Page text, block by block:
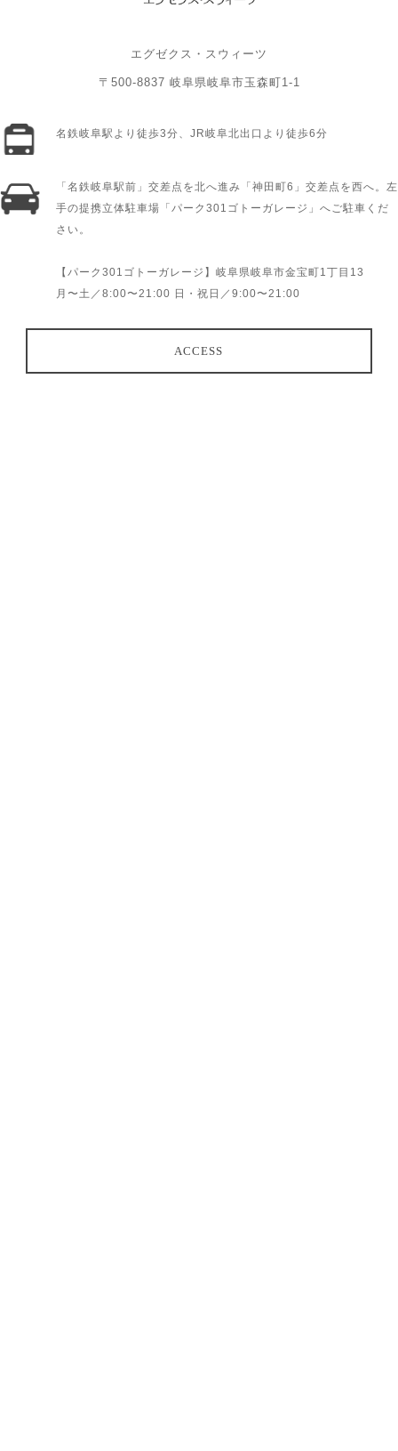
エグゼクス・スウィーツ
〒500-8837 岐阜県岐阜市玉森町1-1
名鉄岐阜駅より徒歩3分、JR岐阜北出口より徒歩6分
「名鉄岐阜駅前」交差点を北へ進み「神田町6」交差点を西へ。左
手の提携立体駐車場「パーク301ゴトーガレージ」へご駐車くだ
さい。
【パーク301ゴトーガレージ】岐阜県岐阜市金宝町1丁目13
月〜土／8:00〜21:00 日・祝日／9:00〜21:00
ACCESS